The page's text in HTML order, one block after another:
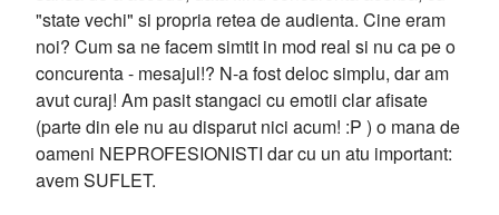
"state vechi" si propria retea de audienta. Cine eram
noi? Cum sa ne facem simtit in mod real si nu ca pe o
concurenta - mesajul!? N-a fost deloc simplu, dar am
avut curaj! Am pasit stangaci cu emotii clar afisate
(parte din ele nu au disparut nici acum! :P ) o mana de
oameni NEPROFESIONISTI dar cu un atu important:
avem SUFLET.